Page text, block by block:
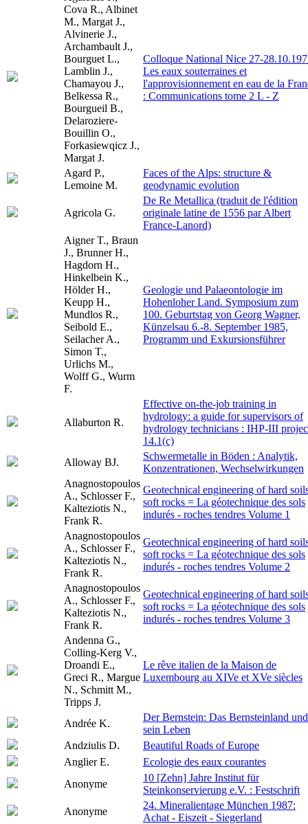
Cova R., Albinet
M., Margat J.,
Alvinerie J.,
Archambault J.,
Bourguet L.,
Lamblin J.,
Chamayou J.,
Belkessa R.,
Bourgueil B.,
Delaroziere-
Bouillin O.,
Forkasiewqicz J.,
Margat J.
Colloque National Nice 27-
Les eaux souterraines et
l'approvisionnement en eau de la
: Communications tome 2 L - Z
Agard P.,
Lemoine M.
Faces of the Alps: structure &
geodynamic evolution
Agricola G.
De Re Metallica (traduit de l'édition
originale latine de 1556 par Albert
France-Lanord)
Aigner T., Braun
J., Brunner H.,
Hagdorn H.,
Hinkelbein K.,
Hölder H.,
Keupp H.,
Mundlos R.,
Seibold E.,
Seilacher A.,
Simon T.,
Urlichs M.,
Wolff G., Wurm
F.
Geologie und Palaeontologie im
Hohenloher Land. Symposium zum
100. Geburtstag von Georg Wagner,
Künzelsau 6.-8. September 1985,
Programm und Exkursionsführer
Allaburton R.
Effective on-the-job training in
hydrology: a guide for supervisors of
hydrology technicians : IHP-III
14.1(c)
Alloway BJ.
Schwermetalle in Böden : Analytik,
Konzentrationen, Wechselwirkungen
Anagnostopoulos
A., Schlosser F.,
Kalteziotis N.,
Frank R.
Geotechnical engineering of hard
soft rocks = La géotechnique des sols
indurés - roches tendres Volume 1
Anagnostopoulos
A., Schlosser F.,
Kalteziotis N.,
Frank R.
Geotechnical engineering of hard
soft rocks = La géotechnique des sols
indurés - roches tendres Volume 2
Anagnostopoulos
A., Schlosser F.,
Kalteziotis N.,
Frank R.
Geotechnical engineering of hard
soft rocks = La géotechnique des sols
indurés - roches tendres Volume 3
Andenna G.,
Colling-Kerg V.,
Droandi E.,
Greci R., Margue
N., Schmitt M.,
Tripps J.
Le rêve italien de la Maison de
Luxembourg au XIVe et XVe siècles
Andrée K.
Der Bernstein: Das Bernsteinland und
sein Leben
Andziulis D.
Beautiful Roads of Europe
Anglier E.
Ecologie des eaux courantes
Anonyme
10 [Zehn] Jahre Institut für
Steinkonservierung e.V. : Festschrift
Anonyme
24. Mineralientage München 1987:
Achat - Eiszeit - Siegerland